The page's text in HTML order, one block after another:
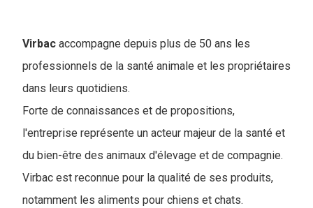
Virbac accompagne depuis plus de 50 ans les
professionnels de la santé animale et les propriétaires
dans leurs quotidiens.
Forte de connaissances et de propositions,
l'entreprise représente un acteur majeur de la santé et
du bien-être des animaux d'élevage et de compagnie.
Virbac est reconnue pour la qualité de ses produits,
notamment les aliments pour chiens et chats.